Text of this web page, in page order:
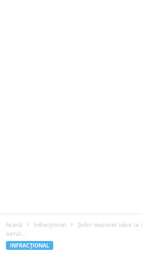
Acasă Infracțional
Șofer depistat băut la
aerul...
INFRACȚIONAL